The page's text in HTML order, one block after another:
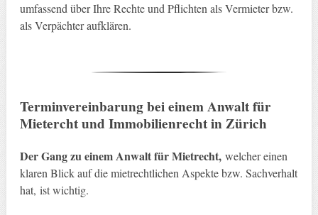
umfassend über Ihre Rechte und Pflichten als Vermieter bzw.
als Verpächter aufklären.
Terminvereinbarung bei einem Anwalt für
Mietercht und Immobilienrecht in Zürich
Der Gang zu einem Anwalt für Mietrecht,welcher einen
klaren Blick auf die mietrechtlichen Aspekte bzw. Sachverhalt
hat, ist wichtig.